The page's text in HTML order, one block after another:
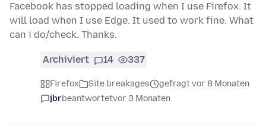
Facebook has stopped loading when I use Firefox. It
will load when I use Edge. It used to work fine. What
can i do/check. Thanks.
Archiviert 14 337
Firefox Site breakages
gefragt vor 8 Monaten
jbrbeantwortetvor 3 Monaten